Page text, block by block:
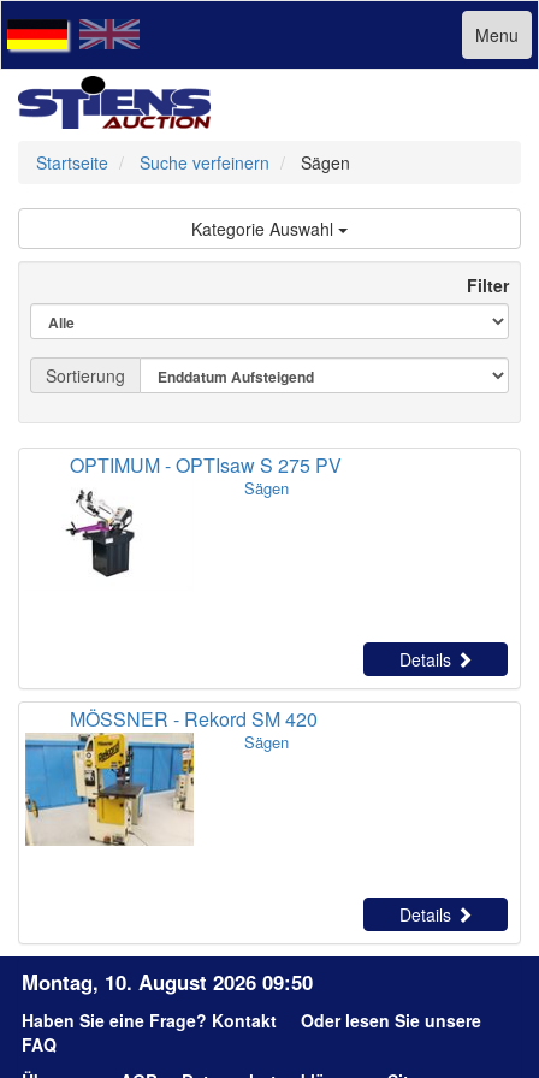
Menu
Startseite Suche verfeinern Sägen
Kategorie Auswahl
Filter
Sortierung
OPTIMUM - OPTIsaw S 275 PV
Sägen
Details
MÖSSNER - Rekord SM 420
Sägen
Details
Montag, 10. August 2026 09:50
Haben Sie eine Frage? Kontakt
Oder lesen Sie unsere
FAQ